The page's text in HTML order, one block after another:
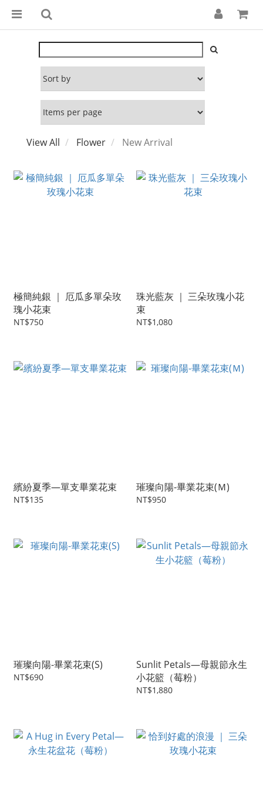
View All Flower New Arrival
極簡純銀 ｜ 厄瓜多單朵玫
瑰小花束
NT$750
珠光藍灰 ｜ 三朵玫瑰小花
束
NT$1,080
繽紛夏季—單支畢業花束
NT$135
璀璨向陽-畢業花束(Ｍ)
NT$950
璀璨向陽-畢業花束(S)
NT$690
Sunlit Petals—母親節永生
小花籃（莓粉）
NT$1,880